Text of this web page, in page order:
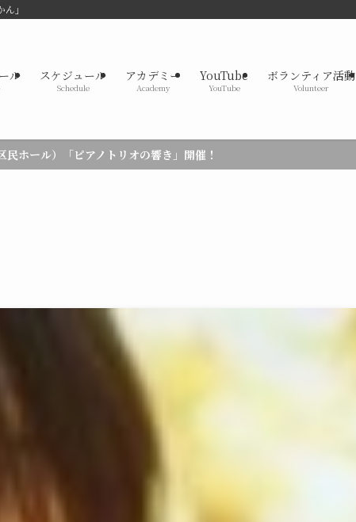
」
ル スケジュール
Schedule
アカデミー
Academy
YouTube
YouTube
ボランティア活動
Volunteer
民ホール）「ピアノトリオの響き」開催！